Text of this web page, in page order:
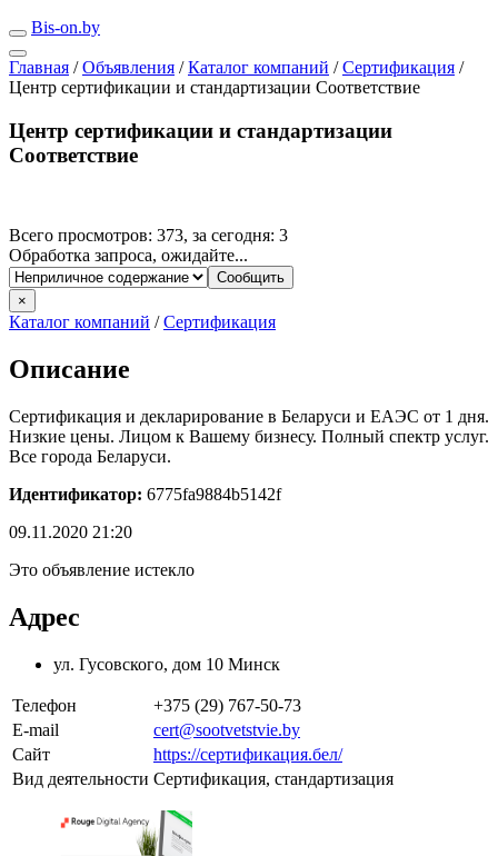
Bis-on.by
Главная / Объявления / Каталог компаний / Сертификация /
Центр сертификации и стандартизации Соответствие
Центр сертификации и стандартизации
Соответствие
Всего просмотров: 373, за сегодня: 3
Обработка запроса, ожидайте...
×
Каталог компаний /Сертификация
Описание
Сертификация и декларирование в Беларуси и ЕАЭС от 1 дня.
Низкие цены. Лицом к Вашему бизнесу. Полный спектр услуг.
Все города Беларуси.
Идентификатор: 6775fa9884b5142f
09.11.2020 21:20
Это объявление истекло
Адрес
ул. Гусовского, дом 10 Минск
Телефон
+375 (29) 767-50-73
E-mail
cert@sootvetstvie.by
Сайт
https://сертификация.бел/
Вид деятельности Сертификация, стандартизация